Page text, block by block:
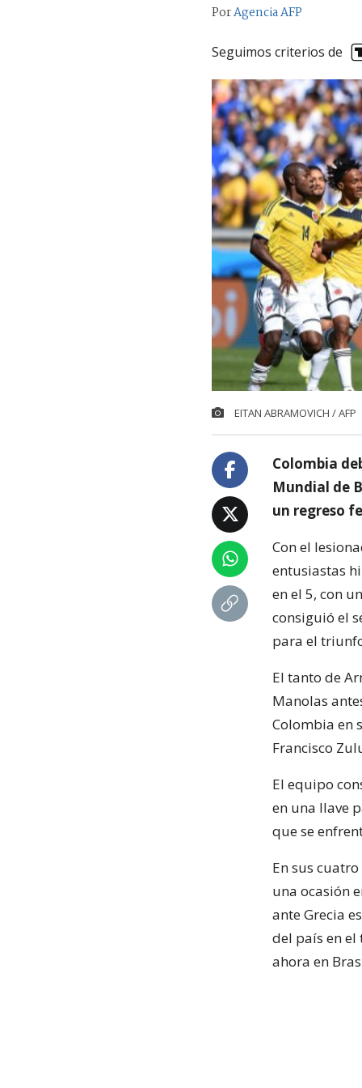
PorAgencia AFP
Seguimos criterios de
EITAN ABRAMOVICH / AFP
Colombia
Mundial de
un regreso
Con el
entusiastas
en el 5, con
consiguió el
para el
El tanto de
Manolas
Colombia en
Francisco
El equipo
en una llave
que se
En sus
una ocasión
ante Grecia
del país en el
ahora en